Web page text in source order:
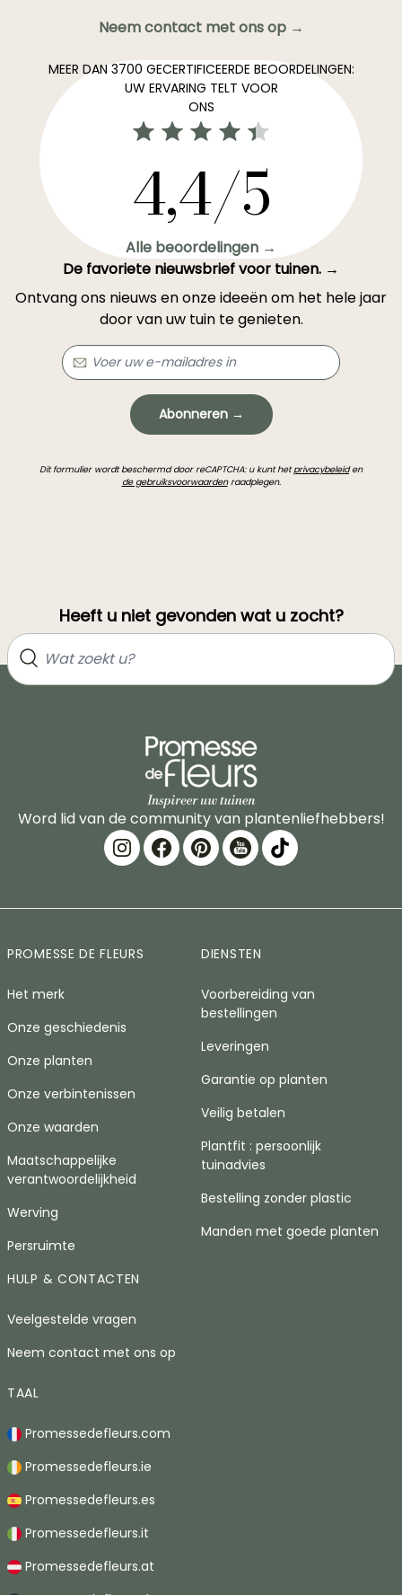
Neem contact met ons op →
MEER DAN 3700 GECERTIFICEERDE BEOORDELINGEN:
UW ERVARING TELT VOOR
ONS
4,4/5
Alle beoordelingen →
De favoriete nieuwsbrief voor tuinen. →
Ontvang ons nieuws en onze ideeën om het hele jaar
door van uw tuin te genieten.
Abonneren →
Dit formulier wordt beschermd door reCAPTCHA: u kunt hetprivacybeleiden
de gebruiksvoorwaardenraadplegen.
Heeft u niet gevonden wat u zocht?
Word lid van de community van plantenliefhebbers!
PROMESSE DE FLEURS
Het merk
Onze geschiedenis
Onze planten
Onze verbintenissen
Onze waarden
Maatschappelijke
verantwoordelijkheid
Werving
Persruimte
DIENSTEN
Voorbereiding van
bestellingen
Leveringen
Garantie op planten
Veilig betalen
Plantfit : persoonlijk
tuinadvies
Bestelling zonder plastic
Manden met goede planten
HULP & CONTACTEN
Veelgestelde vragen
Neem contact met ons op
TAAL
Promessedefleurs.com
Promessedefleurs.ie
Promessedefleurs.es
Promessedefleurs.it
Promessedefleurs.at